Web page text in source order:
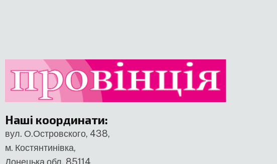
Наші координати:
вул. О.Островского, 438,
м. Костянтинівка,
Донецька обл. 85114